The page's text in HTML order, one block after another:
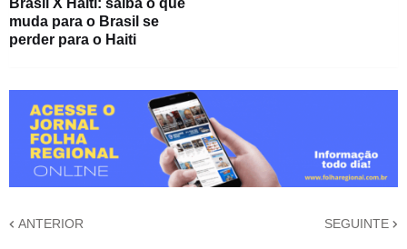
Brasil X Haiti: saiba o que
muda para o Brasil se
perder para o Haiti
ANTERIOR SEGUINTE